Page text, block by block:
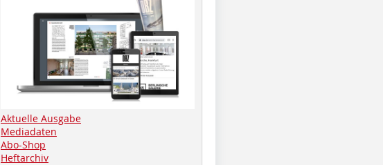
Aktuelle Ausgabe
Mediadaten
Abo-Shop
Heftarchiv